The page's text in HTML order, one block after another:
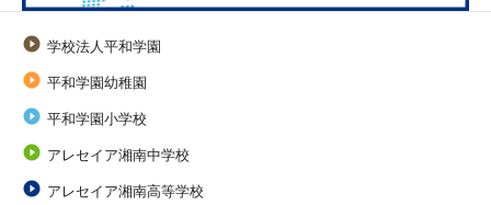
 学校法人平和学園
 平和学園幼稚園
 平和学園小学校
 アレセイア湘南中学校
 アレセイア湘南高等学校